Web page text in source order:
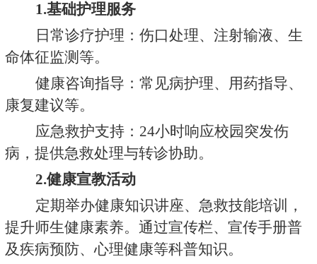
1.基础护理服务
日常诊疗护理：伤口处理、注射输液、生
命体征监测等。
健康咨询指导：常见病护理、用药指导、
康复建议等。
应急救护支持： 24小时响应校园突发伤
病，提供急救处理与转诊协助。
2.健康宣教活动
定期举办健康知识讲座、急救技能培训，
提升师生健康素养。通过宣传栏、宣传手册普
及疾病预防、心理健康等科普知识。